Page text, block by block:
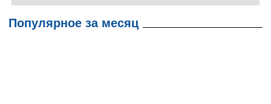
Популярное за месяц